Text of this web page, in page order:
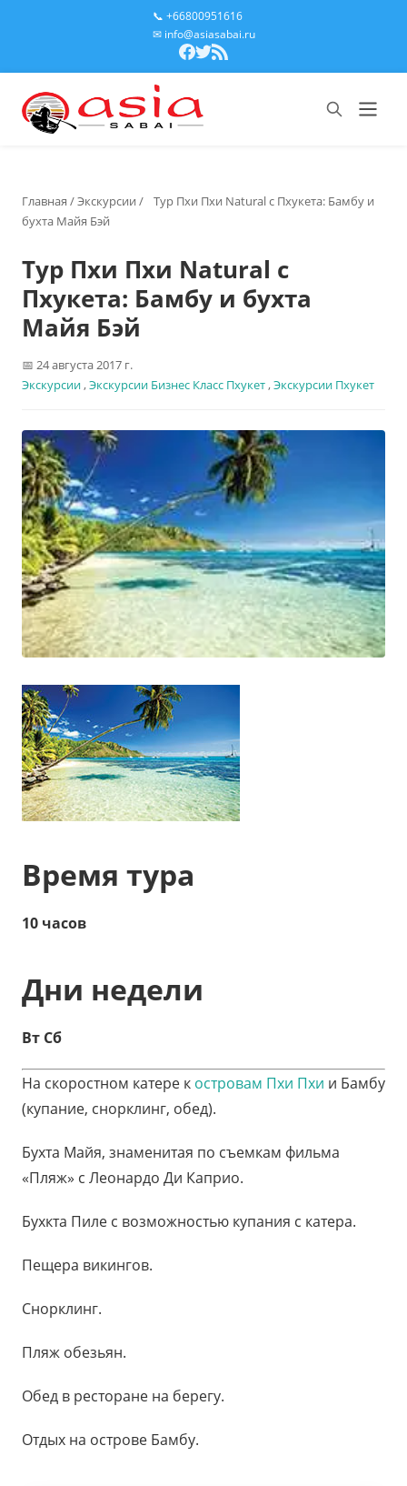
📞 +66800951616
✉ info@asiasabai.ru
Главная /Экскурсии /
Тур Пхи Пхи Natural с Пхукета: Бамбу и
бухта Майя Бэй
Тур Пхи Пхи Natural с
Пхукета: Бамбу и бухта
Майя Бэй
24 августа 2017 г.
Экскурсии,Экскурсии Бизнес Класс Пхукет,Экскурсии Пхукет
Время тура
10 часов
Дни недели
Вт Сб
На скоростном катере к островам Пхи Пхи и Бамбу
(купание, снорклинг, обед).
Бухта Майя, знаменитая по съемкам фильма
«Пляж» с Леонардо Ди Каприо.
Бухкта Пиле с возможностью купания с катера.
Пещера викингов.
Снорклинг.
Пляж обезьян.
Обед в ресторане на берегу.
Отдых на острове Бамбу.